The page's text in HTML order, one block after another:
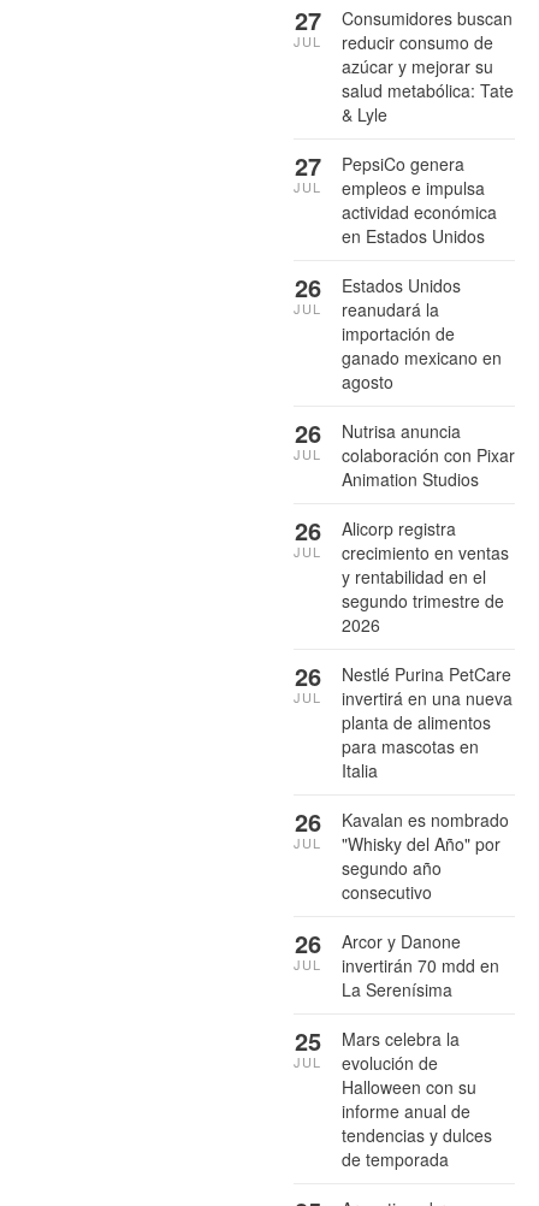
Consumidores buscan
reducir consumo de
azúcar y mejorar su
salud metabólica: Tate
& Lyle
27
JUL
PepsiCo genera
empleos e impulsa
actividad económica
en Estados Unidos
27
JUL
Estados Unidos
reanudará la
importación de
ganado mexicano en
agosto
26
JUL
Nutrisa anuncia
colaboración con Pixar
Animation Studios
26
JUL
Alicorp registra
crecimiento en ventas
y rentabilidad en el
segundo trimestre de
2026
26
JUL
Nestlé Purina PetCare
invertirá en una nueva
planta de alimentos
para mascotas en
Italia
26
JUL
Kavalan es nombrado
"Whisky del Año" por
segundo año
consecutivo
26
JUL
Arcor y Danone
invertirán 70 mdd en
La Serenísima
26
JUL
Mars celebra la
evolución de
Halloween con su
informe anual de
tendencias y dulces
de temporada
25
JUL